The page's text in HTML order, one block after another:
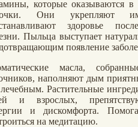
которые оказываются в
Они укрепляют
здоровье
Пыльца выступает
появление
масла,
наполняют дым
Растительные
и взрослых,
и дискомфорта.
на медитацию.